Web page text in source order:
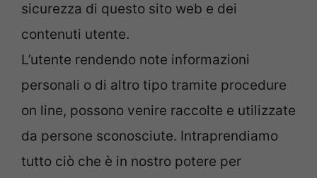
sicurezza di questo sito web e dei
contenuti utente.
L’utente rendendo note informazioni
personali o di altro tipo tramite procedure
on line, possono venire raccolte e utilizzate
da persone sconosciute. Intraprendiamo
tutto ciò che è in nostro potere per